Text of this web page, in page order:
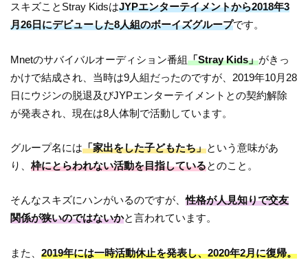
スキズことStray KidsはJYPエンターテイメントから2018年3
月26日にデビューした8人組のボーイズグループです。
Mnetのサバイバルオーディション番組「Stray Kids」がきっ
かけで結成され、当時は9人組だったのですが、2019年10月28
日にウジンの脱退及びJYPエンターテイメントとの契約解除
が発表され、現在は8人体制で活動しています。
グループ名には「家出をした子どもたち」という意味があ
り、枠にとらわれない活動を目指しているとのこと。
そんなスキズにハンがいるのですが、性格が人見知りで交友
関係が狭いのではないかと言われています。
また、2019年には一時活動休止を発表し、2020年2月に復帰。